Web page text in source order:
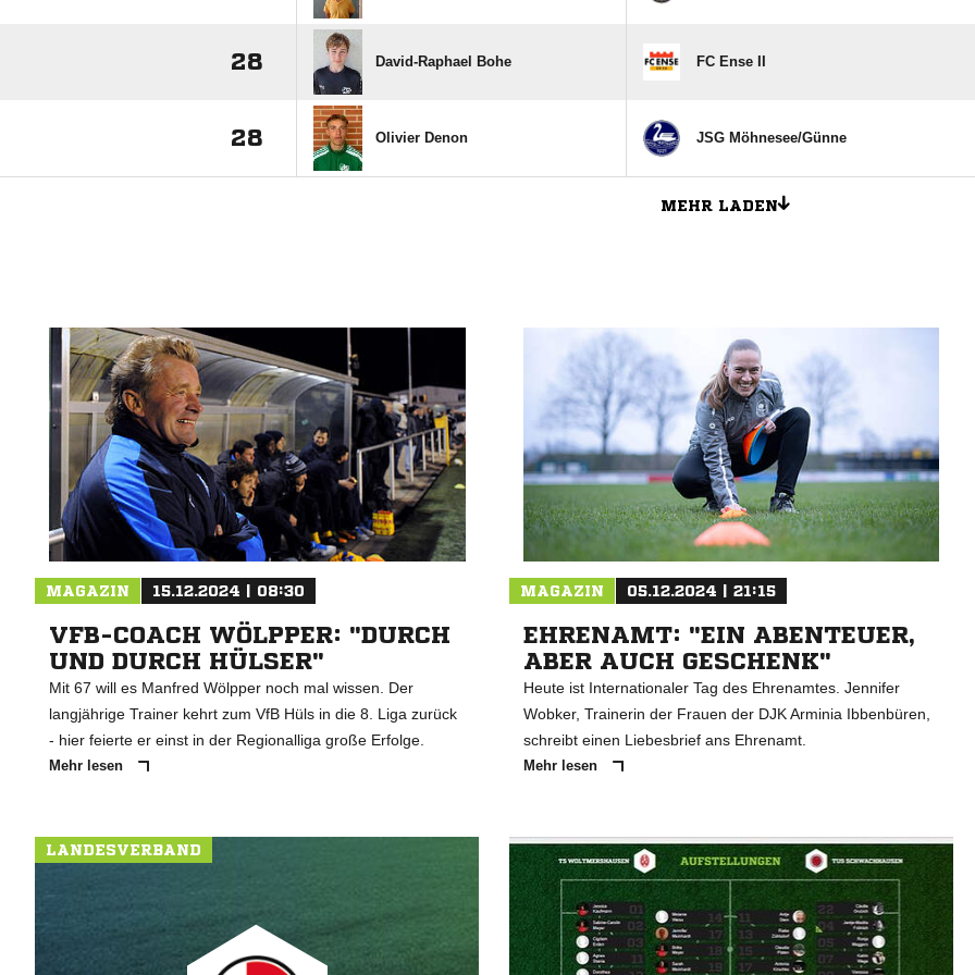
28 David-Raphael Bohe FC Ense II
28 Olivier Denon JSG Möhnesee/​Günne
MEHR LADEN
MAGAZIN 15.12.2024 | 08:30
VFB-COACH WÖLPPER: "DURCH
UND DURCH HÜLSER"
Mit 67 will es Manfred Wölpper noch mal wissen. Der
langjährige Trainer kehrt zum VfB Hüls in die 8. Liga zurück
- hier feierte er einst in der Regionalliga große Erfolge.
Mehr lesen
MAGAZIN 05.12.2024 | 21:15
EHRENAMT: "EIN ABENTEUER,
ABER AUCH GESCHENK"
Heute ist Internationaler Tag des Ehrenamtes. Jennifer
Wobker, Trainerin der Frauen der DJK Arminia Ibbenbüren,
schreibt einen Liebesbrief ans Ehrenamt.
Mehr lesen
LANDESVERBAND